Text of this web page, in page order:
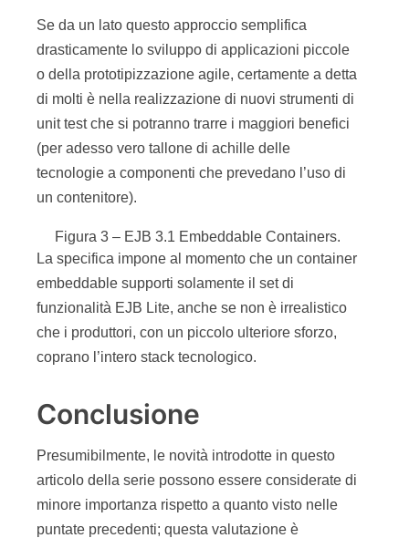
Se da un lato questo approccio semplifica
drasticamente lo sviluppo di applicazioni piccole
o della prototipizzazione agile, certamente a detta
di molti è nella realizzazione di nuovi strumenti di
unit test che si potranno trarre i maggiori benefici
(per adesso vero tallone di achille delle
tecnologie a componenti che prevedano l’uso di
un contenitore).
Figura 3 – EJB 3.1 Embeddable Containers.
La specifica impone al momento che un container
embeddable supporti solamente il set di
funzionalità EJB Lite, anche se non è irrealistico
che i produttori, con un piccolo ulteriore sforzo,
coprano l’intero stack tecnologico.
Conclusione
Presumibilmente, le novità introdotte in questo
articolo della serie possono essere considerate di
minore importanza rispetto a quanto visto nelle
puntate precedenti; questa valutazione è